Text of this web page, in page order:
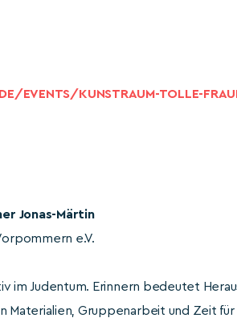
EVENTS/KUNSTRAUM-TOLLE-
Jonas-Märtin
e.V.
im Judentum. Erinnern bedeutet
Materia­lien, Gruppenarbeit und Zeit